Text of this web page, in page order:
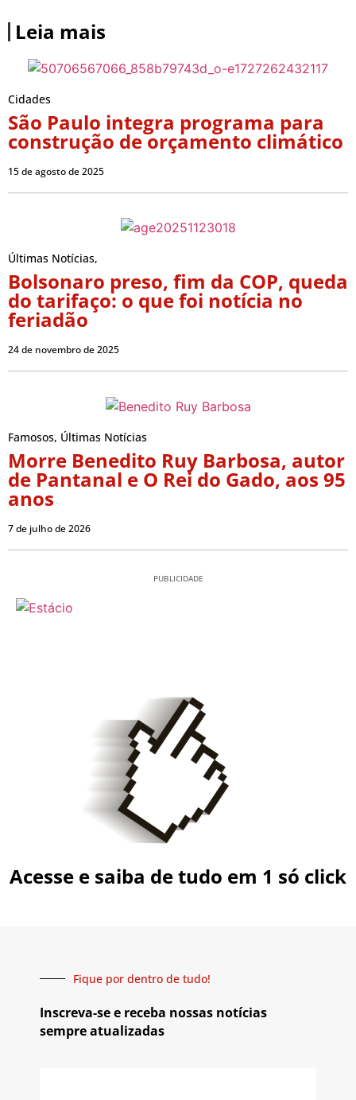
Leia mais
Cidades
São Paulo integra programa para
construção de orçamento climático
15 de agosto de 2025
Últimas Notícias,
Bolsonaro preso, fim da COP, queda
do tarifaço: o que foi notícia no
feriadão
24 de novembro de 2025
Famosos, Últimas Notícias
Morre Benedito Ruy Barbosa, autor
de Pantanal e O Rei do Gado, aos 95
anos
7 de julho de 2026
PUBLICIDADE
Acesse e saiba de tudo em 1 só click
Fique por dentro de tudo!
Inscreva-se e receba nossas notícias
sempre atualizadas